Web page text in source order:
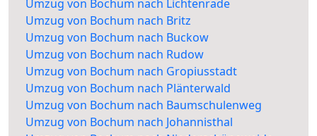
Umzug von Bochum nach Lichtenrade
Umzug von Bochum nach Britz
Umzug von Bochum nach Buckow
Umzug von Bochum nach Rudow
Umzug von Bochum nach Gropiusstadt
Umzug von Bochum nach Plänterwald
Umzug von Bochum nach Baumschulenweg
Umzug von Bochum nach Johannisthal